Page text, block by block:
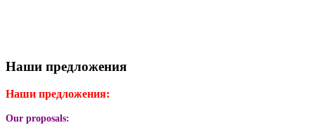
Наши предложения
Наши предложения:
Our proposals: